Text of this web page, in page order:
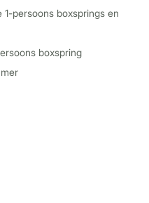
persoons boxsprings en
boxspring